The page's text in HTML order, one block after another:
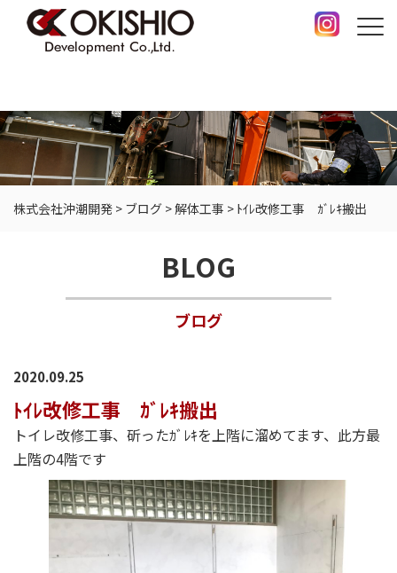
株式会社沖潮開発 > ブログ >解体工事 > ﾄｲﾚ改修工事 ｶﾞﾚｷ搬出
BLOG
ブログ
2020.09.25
ﾄｲﾚ改修工事 ｶﾞﾚｷ搬出
トイレ改修工事、斫ったｶﾞﾚｷを上階に溜めてます、此方最
上階の4階です